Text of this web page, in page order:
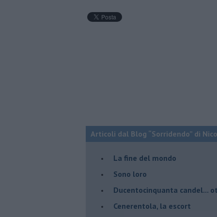
Articoli dal Blog “Sorridendo” di
La fine del mondo
Sono loro
Ducentocinquanta candel...
Cenerentola, la escort